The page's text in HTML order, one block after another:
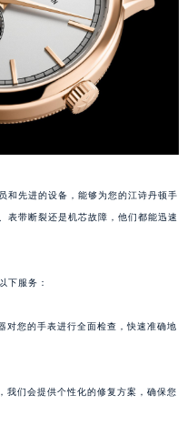
和先进的设备，能够为您的江诗丹顿手
表带断裂还是机芯故障，他们都能迅速
下服务：
对您的手表进行全面检查，快速准确地
我们会提供个性化的修复方案，确保您